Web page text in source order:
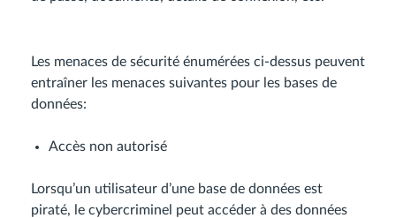
Les menaces de sécurité énumérées ci-dessus peuvent
entraîner les menaces suivantes pour les bases de
données:
Accès non autorisé
Lorsqu’un utilisateur d’une base de données est
piraté, le cybercriminel peut accéder à des données